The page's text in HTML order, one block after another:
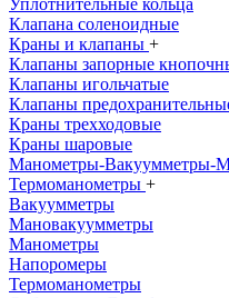
Уплотнительные кольца
Клапана соленоидные
Краны и клапаны +
Клапаны запорные
Клапаны игольчатые
Клапаны
Краны трехходовые
Краны шаровые
Манометры-Вакуумметры-
Термоманометры +
Вакуумметры
Мановакуумметры
Манометры
Напоромеры
Термоманометры